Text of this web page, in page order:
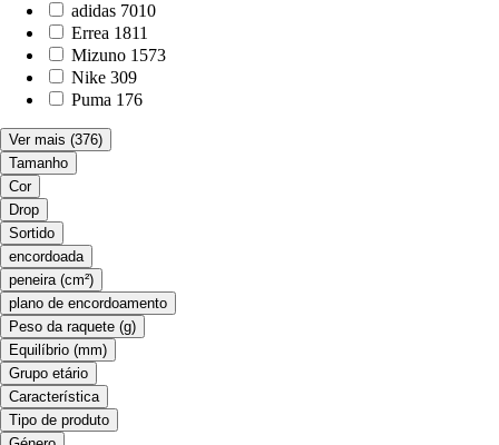
adidas 7010
Errea 1811
Mizuno 1573
Nike 309
Puma 176
Ver mais (376)
Tamanho
Cor
Drop
Sortido
encordoada
peneira (cm²)
plano de encordoamento
Peso da raquete (g)
Equilíbrio (mm)
Grupo etário
Característica
Tipo de produto